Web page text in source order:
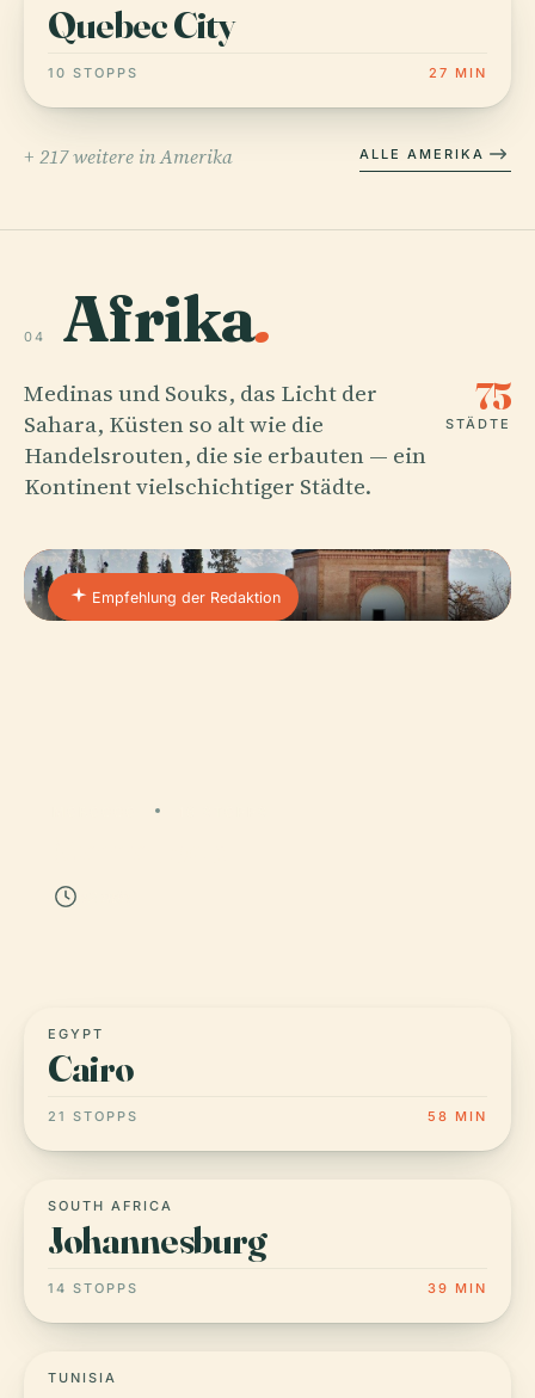
Quebec City
10 STOPPS 27 MIN
+ 217 weitere in Amerika ALLE AMERIKA
04 Afrika.
Medinas und Souks, das Licht der
Sahara, Küsten so alt wie die
Handelsrouten, die sie erbauten — ein
Kontinent vielschichtiger Städte.
75
STÄDTE
Empfehlung der Redaktion
EGYPT
Cairo
21 STOPPS 58 MIN
SOUTH AFRICA
Johannesburg
14 STOPPS 39 MIN
TUNISIA